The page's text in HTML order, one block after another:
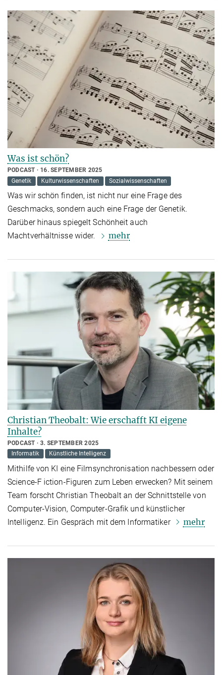
Was ist schön?
PODCAST
16. SEPTEMBER 2025
Genetik
Kulturwissenschaften Sozialwissenschaften
Was wir schön finden, ist nicht nur eine Frage des
Geschmacks, sondern auch eine Frage der Genetik.
Darüber hinaus spiegelt Schönheit auch
Machtverhältnisse wider.
mehr
Christian Theobalt: Wie erschafft KI eigene
Inhalte?
PODCAST
3. SEPTEMBER 2025
Informatik
Künstliche Intelligenz
Mithilfe von KI eine Filmsynchronisation nachbessern oder
Science-F iction-Figuren zum Leben erwecken? Mit seinem
Team forscht Christian Theobalt an der Schnittstelle von
Computer-Vision, Computer-Grafik und künstlicher
Intelligenz. Ein Gespräch mit dem Informatiker
mehr